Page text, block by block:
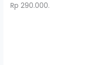
Rp 290.000.